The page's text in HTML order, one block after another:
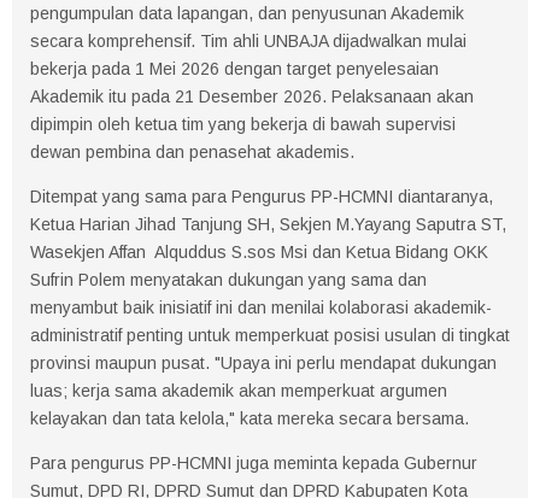
pengumpulan data lapangan, dan penyusunan Akademik
secara komprehensif. Tim ahli UNBAJA dijadwalkan mulai
bekerja pada 1 Mei 2026 dengan target penyelesaian
Akademik itu pada 21 Desember 2026. Pelaksanaan akan
dipimpin oleh ketua tim yang bekerja di bawah supervisi
dewan pembina dan penasehat akademis.
Ditempat yang sama para Pengurus PP-HCMNI diantaranya,
Ketua Harian Jihad Tanjung SH, Sekjen M.Yayang Saputra ST,
Wasekjen Affan Alquddus S.sos Msi dan Ketua Bidang OKK
Sufrin Polem menyatakan dukungan yang sama dan
menyambut baik inisiatif ini dan menilai kolaborasi akademik-
administratif penting untuk memperkuat posisi usulan di tingkat
provinsi maupun pusat. "Upaya ini perlu mendapat dukungan
luas; kerja sama akademik akan memperkuat argumen
kelayakan dan tata kelola," kata mereka secara bersama.
Para pengurus PP-HCMNI juga meminta kepada Gubernur
Sumut, DPD RI, DPRD Sumut dan DPRD Kabupaten Kota